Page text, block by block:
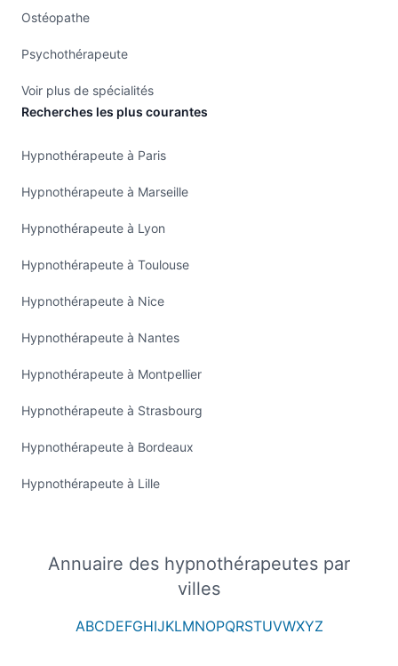
Ostéopathe
Psychothérapeute
Voir plus de spécialités
Recherches les plus courantes
Hypnothérapeute à Paris
Hypnothérapeute à Marseille
Hypnothérapeute à Lyon
Hypnothérapeute à Toulouse
Hypnothérapeute à Nice
Hypnothérapeute à Nantes
Hypnothérapeute à Montpellier
Hypnothérapeute à Strasbourg
Hypnothérapeute à Bordeaux
Hypnothérapeute à Lille
Annuaire des hypnothérapeutes par
villes
ABCDEFGHIJKLMNOPQRSTUVWXYZ